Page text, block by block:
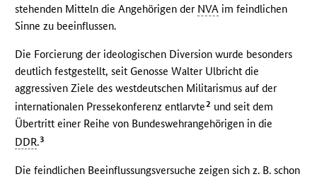
stehenden Mitteln die Angehörigen der NVA im feindlichen
Sinne zu beeinflussen.
Die Forcierung der ideologischen Diversion wurde besonders
deutlich festgestellt, seit Genosse Walter Ulbricht die
aggressiven Ziele des westdeutschen Militarismus auf der
internationalen Pressekonferenz entlarvte2 und seit dem
Übertritt einer Reihe von Bundeswehrangehörigen in die
DDR.3
Die feindlichen Beeinflussungsversuche zeigen sich z. B. schon